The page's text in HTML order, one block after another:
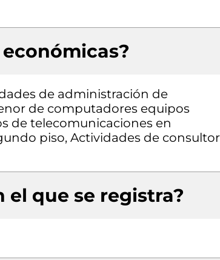
de administración de
de computadores equipos
de telecomunicaciones en
piso, Actividades de
el que se registra?